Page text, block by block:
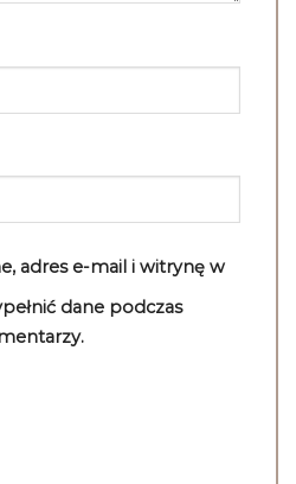
adres e-mail i witrynę w
dane podczas